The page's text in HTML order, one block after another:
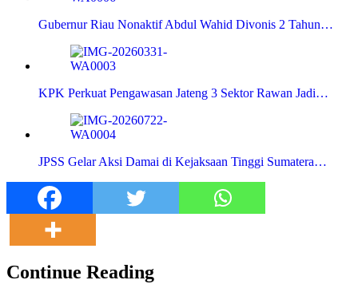
Gubernur Riau Nonaktif Abdul Wahid Divonis 2 Tahun…
KPK Perkuat Pengawasan Jateng 3 Sektor Rawan Jadi…
JPSS Gelar Aksi Damai di Kejaksaan Tinggi Sumatera…
Continue Reading